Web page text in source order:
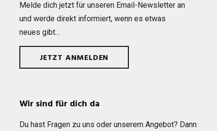
Melde dich jetzt für unse­ren Email-News­let­ter an
und werde direkt infor­miert, wenn es etwas
neues gibt…
JETZT ANMELDEN
Wir sind für dich da
Du hast Fra­gen zu uns oder unse­rem Ange­bot? Dann